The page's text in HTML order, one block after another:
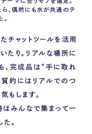
、偶然にも水が共通のテ
ャットツールを活用
たり。リアルな場所に
、完成品は “ 手に取れ
質的にはリアルでのつ
もします。
はみんなで集まって一
。